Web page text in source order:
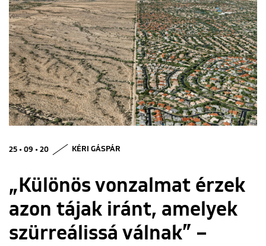
Rólunk
ENGLISH
25 • 09 • 20 KÉRI GÁSPÁR
„Különös vonzalmat érzek
azon tájak iránt, amelyek
szürreálissá válnak” –